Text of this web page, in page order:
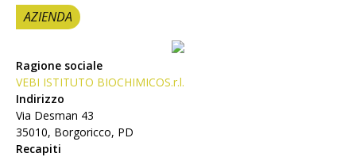
AZIENDA
Ragione sociale
VEBI ISTITUTO BIOCHIMICOS.r.l.
Indirizzo
Via Desman 43
35010, Borgoricco, PD
Recapiti